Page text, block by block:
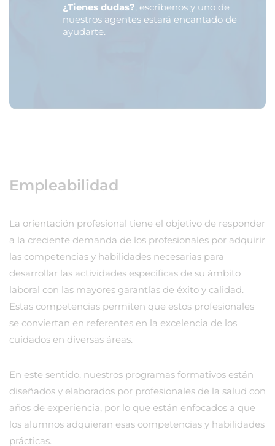
¿Tienes dudas?, escríbenos y uno de
nuestros agentes estará encantado de
ayudarte.
Empleabilidad
La orientación profesional tiene el objetivo de responder
a la creciente demanda de los profesionales por adquirir
las competencias y habilidades necesarias para
desarrollar las actividades específicas de su ámbito
laboral con las mayores garantías de éxito y calidad.
Estas competencias permiten que estos profesionales
se conviertan en referentes en la excelencia de los
cuidados en diversas áreas.
En este sentido, nuestros programas formativos están
diseñados y elaborados por profesionales de la salud con
años de experiencia, por lo que están enfocados a que
los alumnos adquieran esas competencias y habilidades
prácticas.